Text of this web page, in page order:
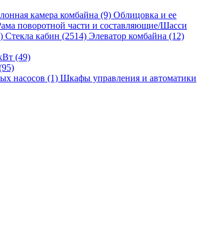
камера комбайна (9) Облицовка и ее
поворотной части и составляющие/Шасси
Стекла кабин (2514) Элеватор комбайна (12)
(49)
насосов (1) Шкафы управления и автоматики